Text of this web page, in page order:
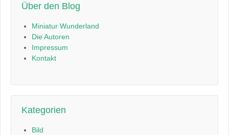
Über den Blog
Miniatur Wunderland
Die Autoren
Impressum
Kontakt
Kategorien
Bild